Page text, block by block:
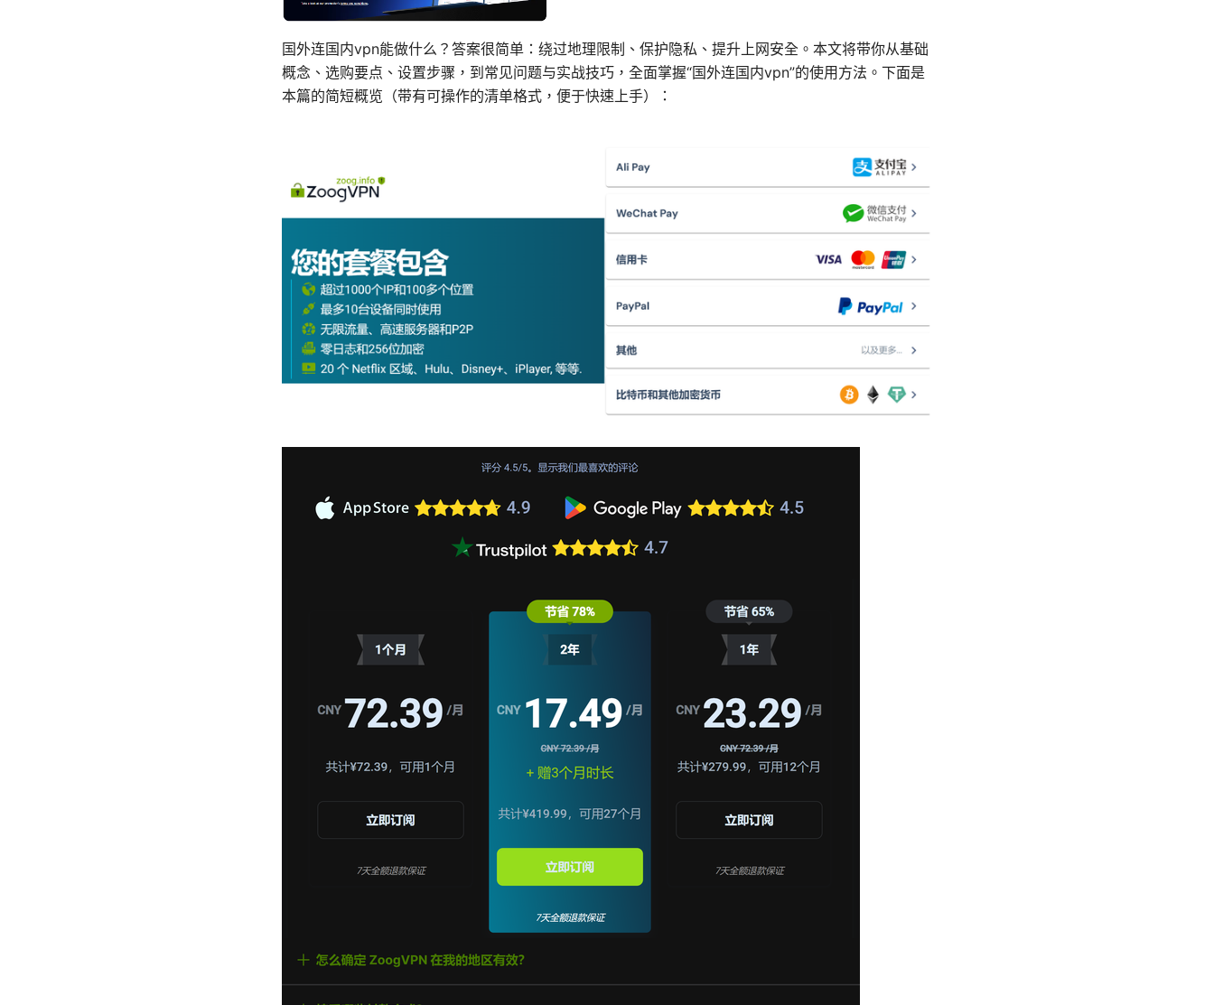
国外连国内vpn能做什么？答案很简单：绕过地理限制、保护隐私、提升上网安全。本文将带你从基础
概念、选购要点、设置步骤，到常见问题与实战技巧，全面掌握“国外连国内vpn”的使用方法。下面是
本篇的简短概览（带有可操作的清单格式，便于快速上手）：